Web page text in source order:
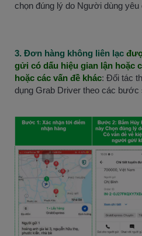
chọn đúng lý do Người dùng yêu
3. Đơn hàng không liên lạc
gửi có dấu hiệu gian lận hoặc
hoặc các vấn đề khác: Đối tác
dụng Grab Driver theo các bước